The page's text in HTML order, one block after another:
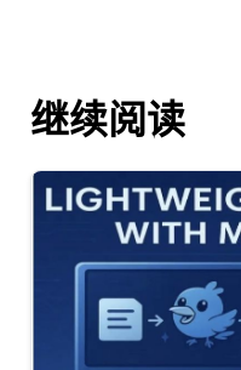
继续阅读